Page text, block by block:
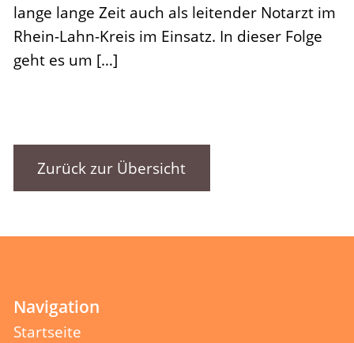
lange lange Zeit auch als leitender Notarzt im
Rhein-Lahn-Kreis im Einsatz. In dieser Folge
geht es um […]
Zurück zur Übersicht
Navigation
Startseite